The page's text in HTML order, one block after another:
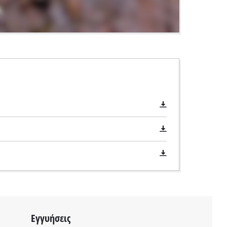
Εγγυήσεις